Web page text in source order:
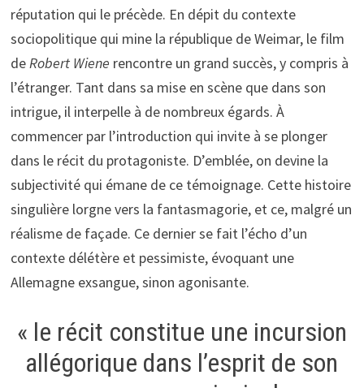
réputation qui le précède. En dépit du contexte
sociopolitique qui mine la république de Weimar, le film
de Robert Wiene rencontre un grand succès, y compris à
l’étranger. Tant dans sa mise en scène que dans son
intrigue, il interpelle à de nombreux égards. À
commencer par l’introduction qui invite à se plonger
dans le récit du protagoniste. D’emblée, on devine la
subjectivité qui émane de ce témoignage. Cette histoire
singulière lorgne vers la fantasmagorie, et ce, malgré un
réalisme de façade. Ce dernier se fait l’écho d’un
contexte délétère et pessimiste, évoquant une
Allemagne exsangue, sinon agonisante.
« le récit constitue une incursion
allégorique dans l’esprit de son